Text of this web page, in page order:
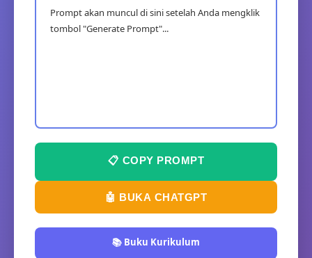
Prompt akan muncul di sini setelah Anda mengklik
tombol "Generate Prompt"...
📋 COPY PROMPT
🤖 BUKA CHATGPT
📚 Buku Kurikulum